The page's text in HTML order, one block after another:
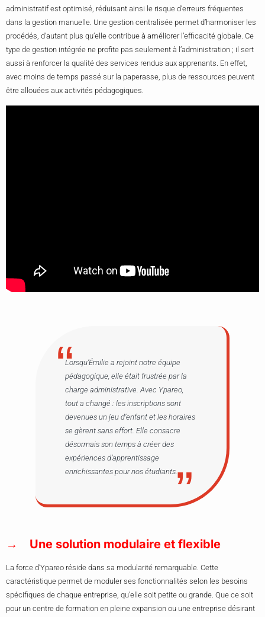
administratif est optimisé, réduisant ainsi le risque d’erreurs fréquentes
dans la gestion manuelle. Une gestion centralisée permet d’harmoniser les
procédés, d’autant plus qu’elle contribue à améliorer l’efficacité globale. Ce
type de gestion intégrée ne profite pas seulement à l’administration ; il sert
aussi à renforcer la qualité des services rendus aux apprenants. En effet,
avec moins de temps passé sur la paperasse, plus de ressources peuvent
être allouées aux activités pédagogiques.
Lorsqu’Émilie a rejoint notre équipe
pédagogique, elle était frustrée par la
charge administrative. Avec Ypareo,
tout a changé : les inscriptions sont
devenues un jeu d’enfant et les horaires
se gèrent sans effort. Elle consacre
désormais son temps à créer des
expériences d’apprentissage
enrichissantes pour nos étudiants.
Une solution modulaire et flexible
La force d’Ypareo réside dans sa modularité remarquable. Cette
caractéristique permet de moduler ses fonctionnalités selon les besoins
spécifiques de chaque entreprise, qu’elle soit petite ou grande. Que ce soit
pour un centre de formation en pleine expansion ou une entreprise désirant